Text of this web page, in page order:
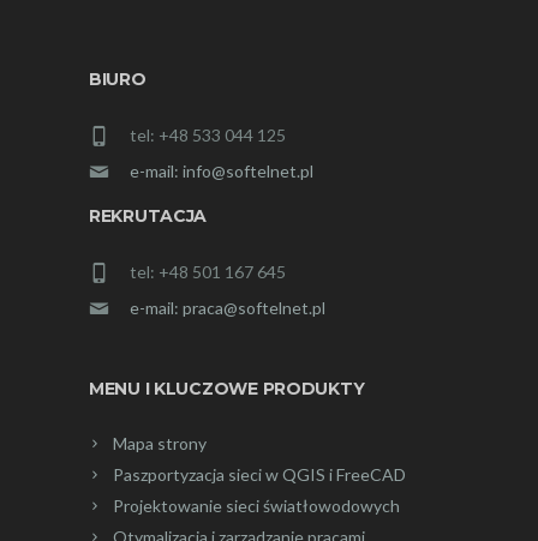
BIURO
tel: +48 533 044 125
e-mail: info@softelnet.pl
REKRUTACJA
tel: +48 501 167 645
e-mail: praca@softelnet.pl
MENU I KLUCZOWE PRODUKTY
Mapa strony
Paszportyzacja sieci w QGIS i FreeCAD
Projektowanie sieci światłowodowych